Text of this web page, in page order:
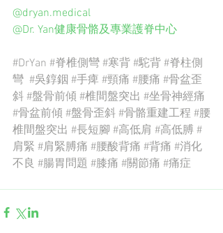
@dryan.medical
@Dr. Yan健康骨骼及專業護脊中心
#DrYan #脊椎側彎 #寒背 #駝背 #脊柱側
彎 #吳錞銦 #手痺 #頸痛 #腰痛 #骨盆歪
斜 #盤骨前傾 #椎間盤突出 #坐骨神經痛
#骨盆前傾 #盤骨歪斜 #骨骼重建工程 #腰
椎間盤突出 #長短腳 #高低肩 #高低膊 #
肩緊 #肩緊膊痛 #腰酸背痛 #背痛 #消化
不良 #腸胃問題 #膝痛 #關節痛 #痛症